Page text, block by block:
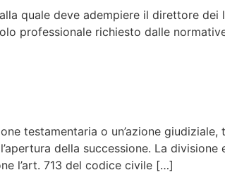
quale deve adempiere il direttore
professionale richiesto dalle
testamentaria o un’azione
della successione. La
l’art. 713 del codice civile […]